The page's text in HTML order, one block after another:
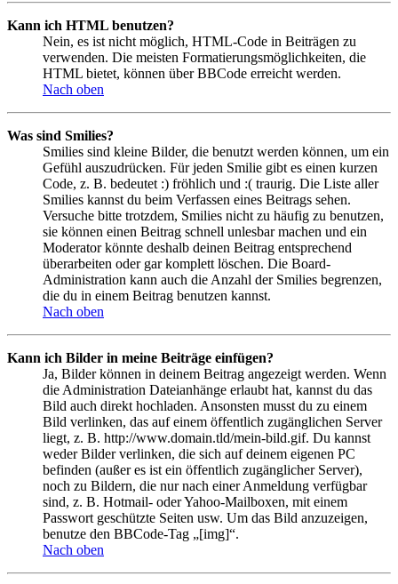
Kann ich HTML benutzen?
Nein, es ist nicht möglich, HTML-Code in Beiträgen zu
verwenden. Die meisten Formatierungsmöglichkeiten, die
HTML bietet, können über BBCode erreicht werden.
Nach oben
Was sind Smilies?
Smilies sind kleine Bilder, die benutzt werden können, um ein
Gefühl auszudrücken. Für jeden Smilie gibt es einen kurzen
Code, z. B. bedeutet :) fröhlich und :( traurig. Die Liste aller
Smilies kannst du beim Verfassen eines Beitrags sehen.
Versuche bitte trotzdem, Smilies nicht zu häufig zu benutzen,
sie können einen Beitrag schnell unlesbar machen und ein
Moderator könnte deshalb deinen Beitrag entsprechend
überarbeiten oder gar komplett löschen. Die Board-
Administration kann auch die Anzahl der Smilies begrenzen,
die du in einem Beitrag benutzen kannst.
Nach oben
Kann ich Bilder in meine Beiträge einfügen?
Ja, Bilder können in deinem Beitrag angezeigt werden. Wenn
die Administration Dateianhänge erlaubt hat, kannst du das
Bild auch direkt hochladen. Ansonsten musst du zu einem
Bild verlinken, das auf einem öffentlich zugänglichen Server
liegt, z. B. http://www.domain.tld/mein-bild.gif. Du kannst
weder Bilder verlinken, die sich auf deinem eigenen PC
befinden (außer es ist ein öffentlich zugänglicher Server),
noch zu Bildern, die nur nach einer Anmeldung verfügbar
sind, z. B. Hotmail- oder Yahoo-Mailboxen, mit einem
Passwort geschützte Seiten usw. Um das Bild anzuzeigen,
benutze den BBCode-Tag „[img]“.
Nach oben